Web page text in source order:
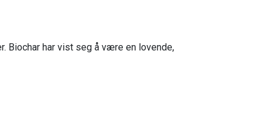
Biochar har vist seg å være en lovende,